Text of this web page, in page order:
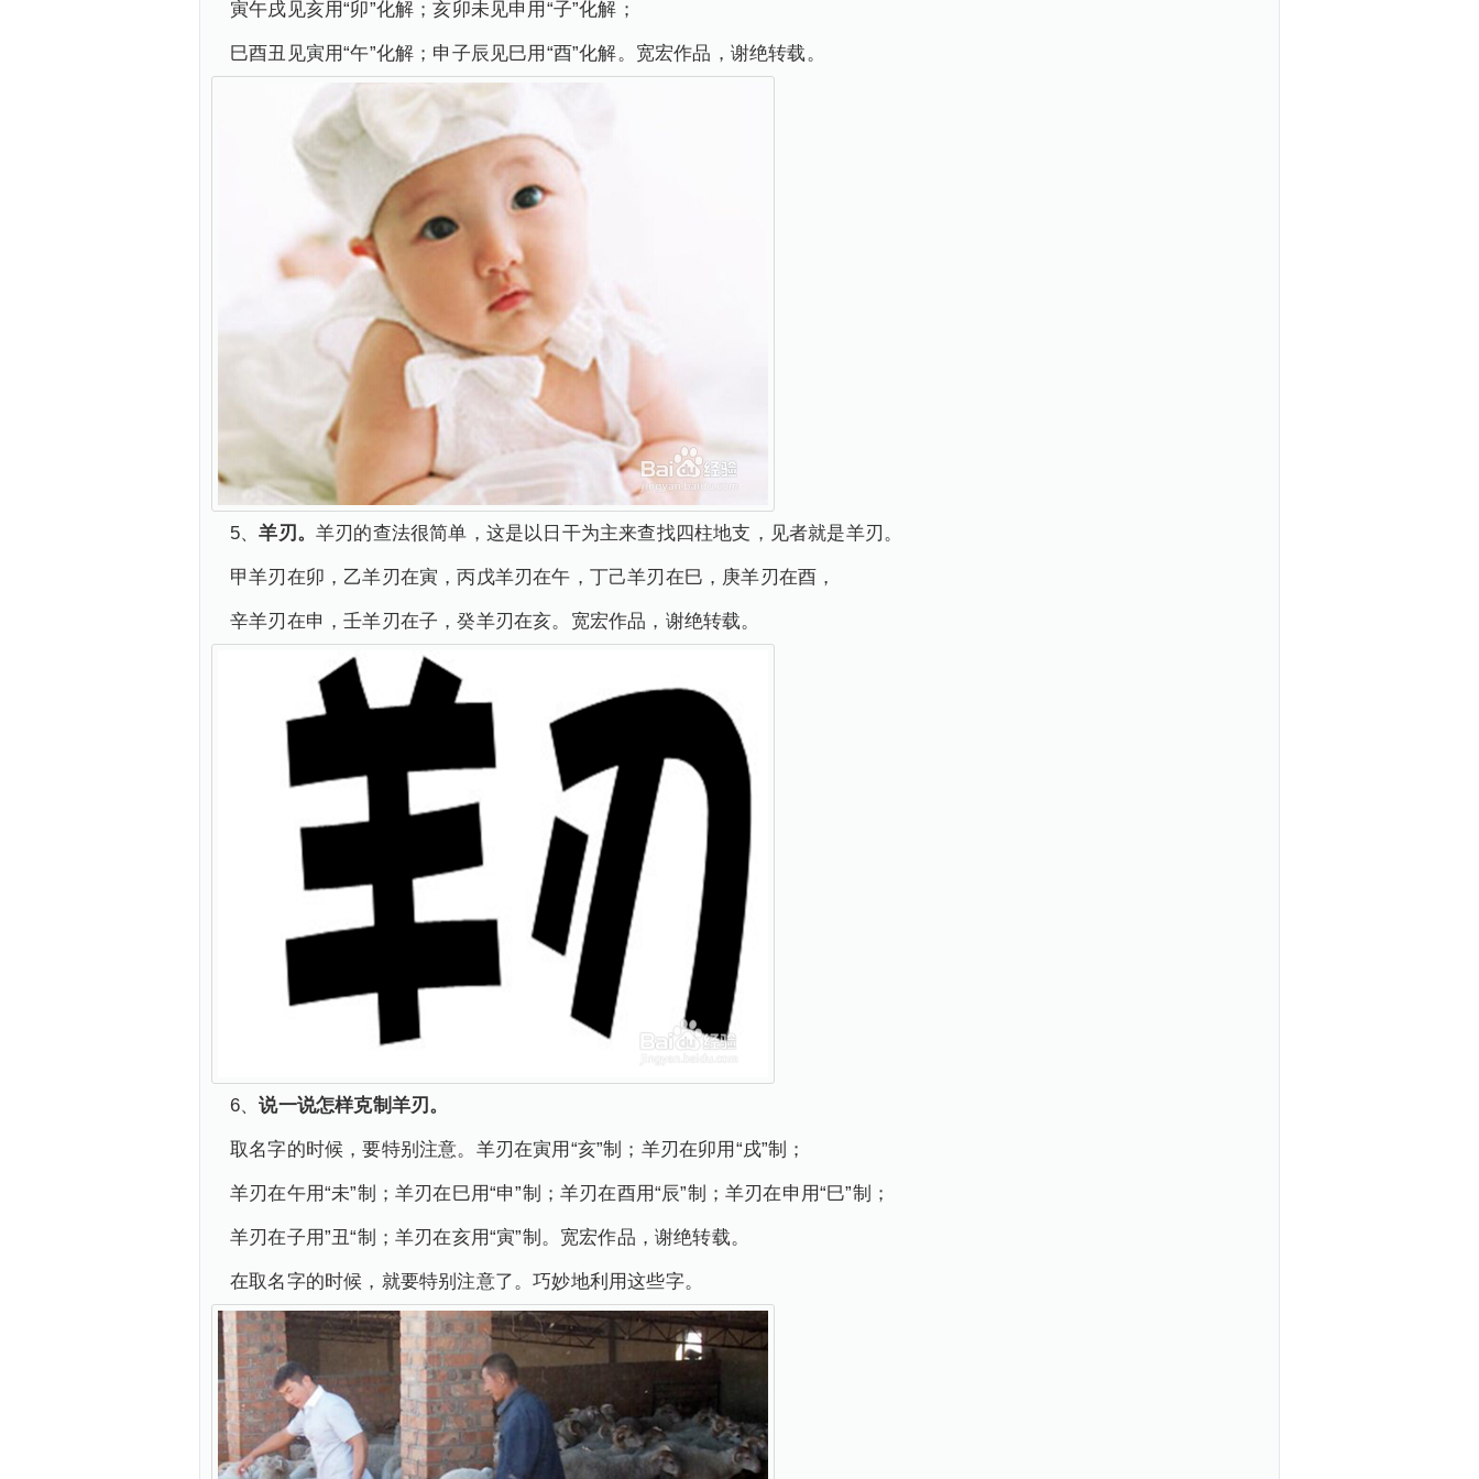
寅午戌见亥用“卯”化解；亥卯未见申用“子”化解；
巳酉丑见寅用“午”化解；申子辰见巳用“酉”化解。宽宏作品，谢绝转载。
5、羊刃。羊刃的查法很简单，这是以日干为主来查找四柱地支，见者就是羊刃。
甲羊刃在卯，乙羊刃在寅，丙戊羊刃在午，丁己羊刃在巳，庚羊刃在酉，
辛羊刃在申，壬羊刃在子，癸羊刃在亥。宽宏作品，谢绝转载。
6、说一说怎样克制羊刃。
取名字的时候，要特别注意。羊刃在寅用“亥”制；羊刃在卯用“戌”制；
羊刃在午用“未”制；羊刃在巳用“申”制；羊刃在酉用“辰”制；羊刃在申用“巳”制；
羊刃在子用”丑“制；羊刃在亥用“寅”制。宽宏作品，谢绝转载。
在取名字的时候，就要特别注意了。巧妙地利用这些字。